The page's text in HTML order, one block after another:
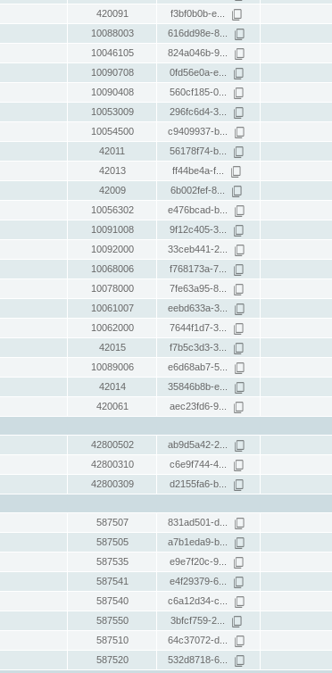
420091 f3bf0b0b-e...
10088003 616dd98e-8...
10046105 824a046b-9...
10090708 0fd56e0a-e...
10090408 560cf185-0...
10053009 296fc6d4-3...
10054500 c9409937-b...
42011 56178f74-b...
42013 ff44be4a-f...
42009 6b002fef-8...
10056302 e476bcad-b...
10091008 9f12c405-3...
10092000 33ceb441-2...
10068006 f768173a-7...
10078000 7fe63a95-8...
10061007 eebd633a-3...
10062000 7644f1d7-3...
42015 f7b5c3d3-3...
10089006 e6d68ab7-5...
42014 35846b8b-e...
420061 aec23fd6-9...
42800502 ab9d5a42-2...
42800310 c6e9f744-4...
42800309 d2155fa6-b...
587507 831ad501-d...
587505 a7b1eda9-b...
587535 e9e7f20c-9...
587541 e4f29379-6...
587540 c6a12d34-c...
587550 3bfcf759-2...
587510 64c37072-d...
587520 532d8718-6...